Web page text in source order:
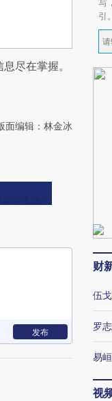
尽在掌握。
面编辑：林金冰
发布
引。
财
伍戈
罗
易峘
视